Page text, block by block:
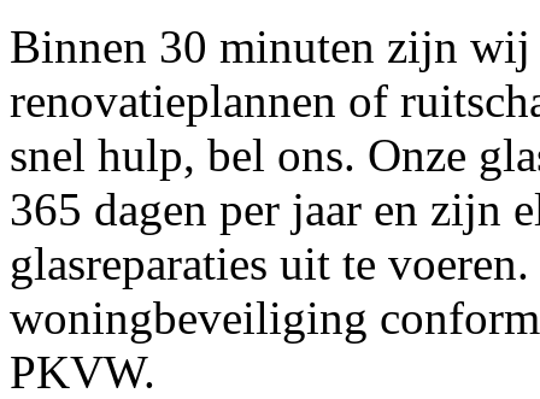
Binnen 30 minuten zijn wij
renovatieplannen of
snel hulp, bel ons. Onze
365 dagen per jaar en zijn
glasreparaties uit te
woningbeveiliging
PKVW.